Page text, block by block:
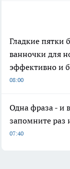
Гладкие пятки
ванночки для
эффективно и
08:00
Одна фраза - и
запомните раз
07:40